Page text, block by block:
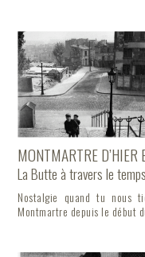
MONTMARTRE D’HIER
La Butte à travers le temps
Nostalgie quand tu nous
Montmartre depuis le début